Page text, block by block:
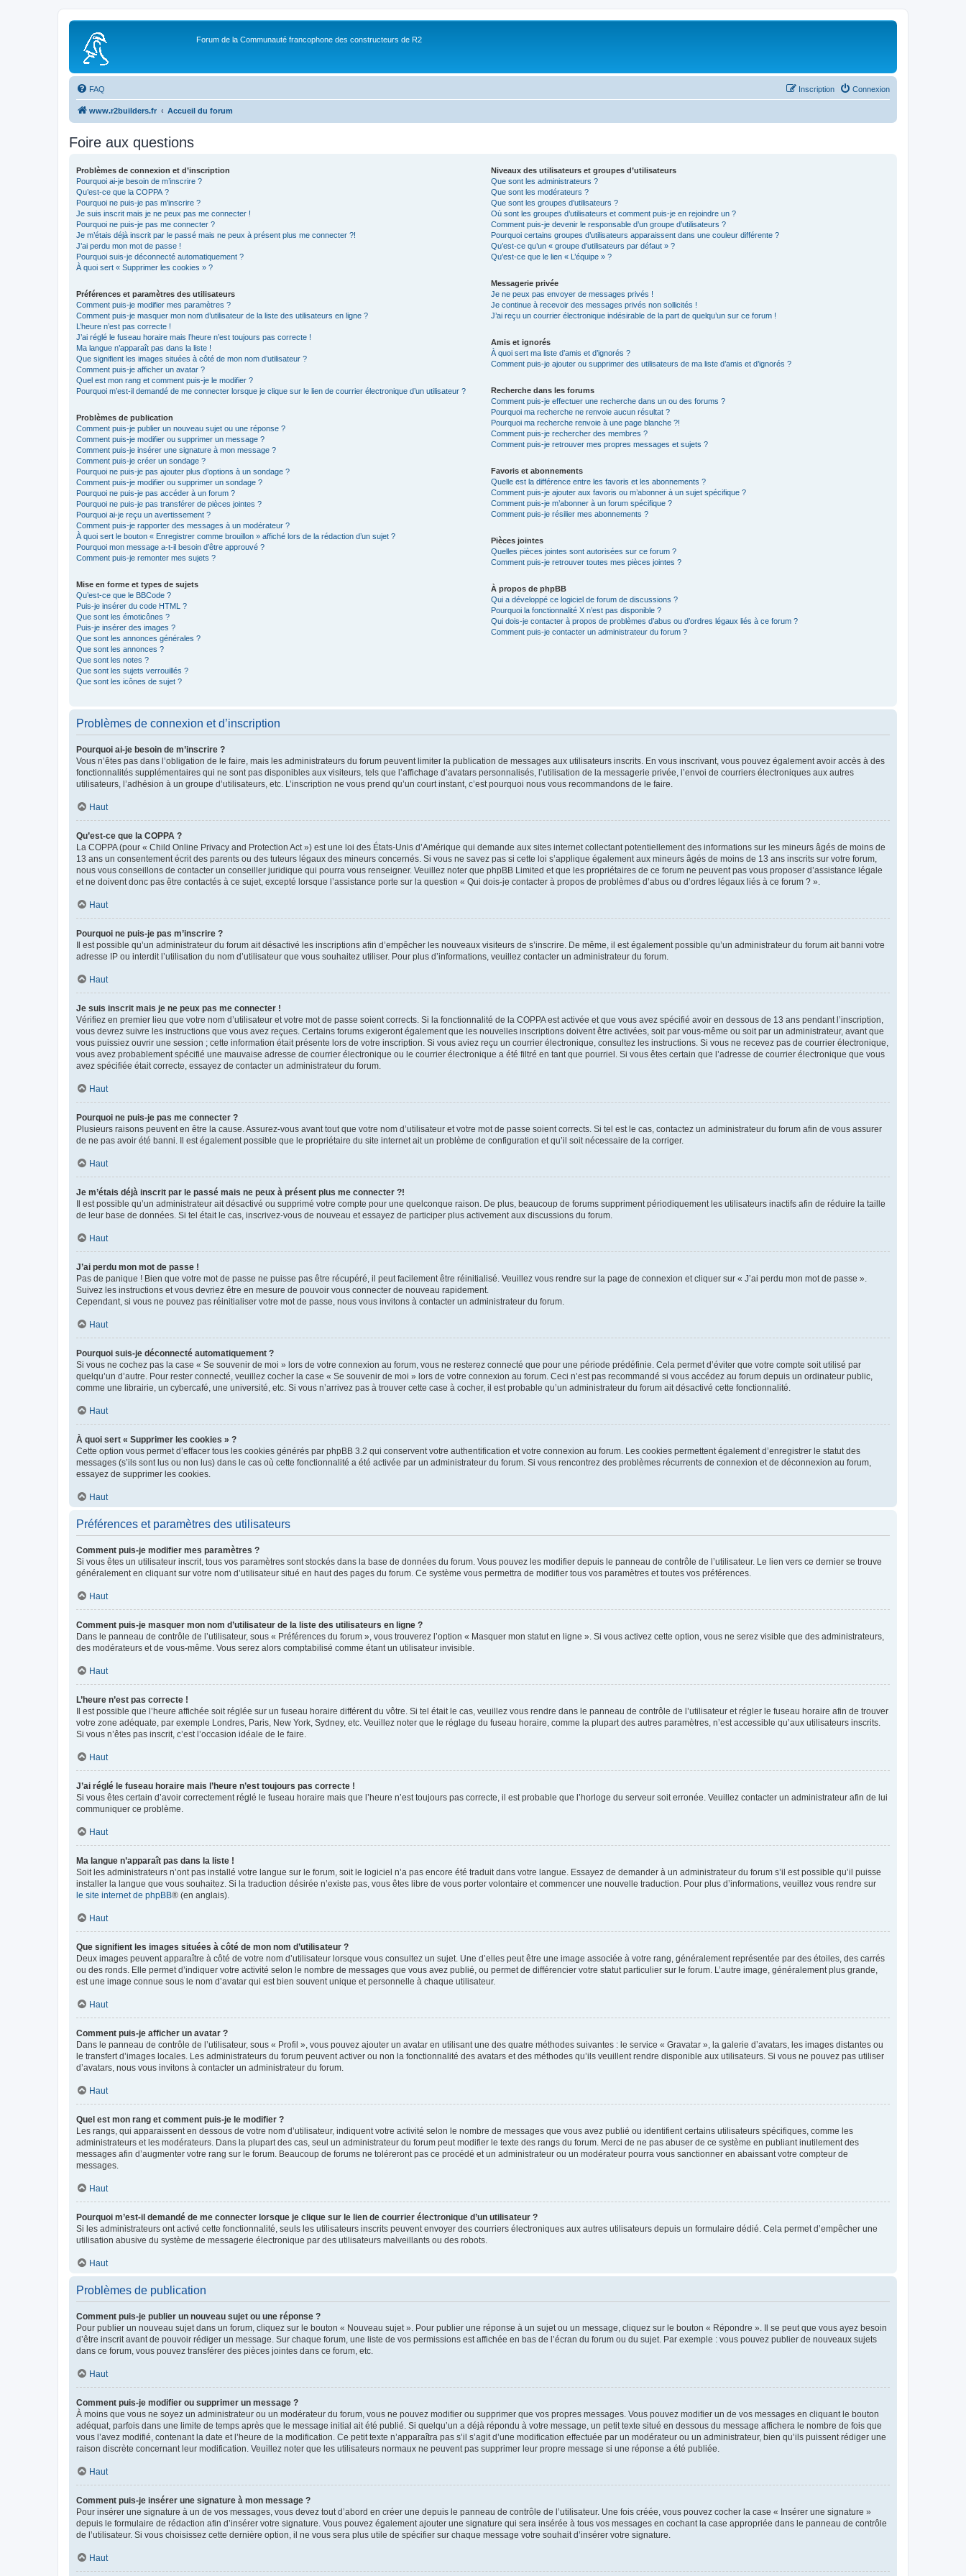
Forum de la Communauté francophone des constructeurs de R2
FAQ Connexion
Inscription
www.r2builders.fr Accueil du forum
Foire aux questions
Problèmes de connexion et d’inscription
Pourquoi ai-je besoin de m’inscrire ?
Qu’est-ce que la COPPA ?
Pourquoi ne puis-je pas m’inscrire ?
Je suis inscrit mais je ne peux pas me connecter !
Pourquoi ne puis-je pas me connecter ?
Je m’étais déjà inscrit par le passé mais ne peux à présent plus me connecter ?!
J’ai perdu mon mot de passe !
Pourquoi suis-je déconnecté automatiquement ?
À quoi sert « Supprimer les cookies » ?
Préférences et paramètres des utilisateurs
Comment puis-je modifier mes paramètres ?
Comment puis-je masquer mon nom d’utilisateur de la liste des utilisateurs en ligne ?
L’heure n’est pas correcte !
J’ai réglé le fuseau horaire mais l’heure n’est toujours pas correcte !
Ma langue n’apparaît pas dans la liste !
Que signifient les images situées à côté de mon nom d’utilisateur ?
Comment puis-je afficher un avatar ?
Quel est mon rang et comment puis-je le modifier ?
Pourquoi m’est-il demandé de me connecter lorsque je clique sur le lien de courrier électronique d’un utilisateur ?
Problèmes de publication
Comment puis-je publier un nouveau sujet ou une réponse ?
Comment puis-je modifier ou supprimer un message ?
Comment puis-je insérer une signature à mon message ?
Comment puis-je créer un sondage ?
Pourquoi ne puis-je pas ajouter plus d’options à un sondage ?
Comment puis-je modifier ou supprimer un sondage ?
Pourquoi ne puis-je pas accéder à un forum ?
Pourquoi ne puis-je pas transférer de pièces jointes ?
Pourquoi ai-je reçu un avertissement ?
Comment puis-je rapporter des messages à un modérateur ?
À quoi sert le bouton « Enregistrer comme brouillon » affiché lors de la rédaction d’un sujet ?
Pourquoi mon message a-t-il besoin d’être approuvé ?
Comment puis-je remonter mes sujets ?
Mise en forme et types de sujets
Qu’est-ce que le BBCode ?
Puis-je insérer du code HTML ?
Que sont les émoticônes ?
Puis-je insérer des images ?
Que sont les annonces générales ?
Que sont les annonces ?
Que sont les notes ?
Que sont les sujets verrouillés ?
Que sont les icônes de sujet ?
Niveaux des utilisateurs et groupes d’utilisateurs
Que sont les administrateurs ?
Que sont les modérateurs ?
Que sont les groupes d’utilisateurs ?
Où sont les groupes d’utilisateurs et comment puis-je en rejoindre un ?
Comment puis-je devenir le responsable d’un groupe d’utilisateurs ?
Pourquoi certains groupes d’utilisateurs apparaissent dans une couleur différente ?
Qu’est-ce qu’un « groupe d’utilisateurs par défaut » ?
Qu’est-ce que le lien « L’équipe » ?
Messagerie privée
Je ne peux pas envoyer de messages privés !
Je continue à recevoir des messages privés non sollicités !
J’ai reçu un courrier électronique indésirable de la part de quelqu’un sur ce forum !
Amis et ignorés
À quoi sert ma liste d’amis et d’ignorés ?
Comment puis-je ajouter ou supprimer des utilisateurs de ma liste d’amis et d’ignorés ?
Recherche dans les forums
Comment puis-je effectuer une recherche dans un ou des forums ?
Pourquoi ma recherche ne renvoie aucun résultat ?
Pourquoi ma recherche renvoie à une page blanche ?!
Comment puis-je rechercher des membres ?
Comment puis-je retrouver mes propres messages et sujets ?
Favoris et abonnements
Quelle est la différence entre les favoris et les abonnements ?
Comment puis-je ajouter aux favoris ou m’abonner à un sujet spécifique ?
Comment puis-je m’abonner à un forum spécifique ?
Comment puis-je résilier mes abonnements ?
Pièces jointes
Quelles pièces jointes sont autorisées sur ce forum ?
Comment puis-je retrouver toutes mes pièces jointes ?
À propos de phpBB
Qui a développé ce logiciel de forum de discussions ?
Pourquoi la fonctionnalité X n’est pas disponible ?
Qui dois-je contacter à propos de problèmes d’abus ou d’ordres légaux liés à ce forum ?
Comment puis-je contacter un administrateur du forum ?
Problèmes de connexion et d’inscription
Pourquoi ai-je besoin de m’inscrire ?
Vous n’êtes pas dans l’obligation de le faire, mais les administrateurs du forum peuvent limiter la publication de messages aux utilisateurs inscrits. En vous inscrivant, vous pouvez également avoir accès à des
fonctionnalités supplémentaires qui ne sont pas disponibles aux visiteurs, tels que l’affichage d’avatars personnalisés, l’utilisation de la messagerie privée, l’envoi de courriers électroniques aux autres
utilisateurs, l’adhésion à un groupe d’utilisateurs, etc. L’inscription ne vous prend qu’un court instant, c’est pourquoi nous vous recommandons de le faire.
Haut
Qu’est-ce que la COPPA ?
La COPPA (pour « Child Online Privacy and Protection Act ») est une loi des États-Unis d’Amérique qui demande aux sites internet collectant potentiellement des informations sur les mineurs âgés de moins de
13 ans un consentement écrit des parents ou des tuteurs légaux des mineurs concernés. Si vous ne savez pas si cette loi s’applique également aux mineurs âgés de moins de 13 ans inscrits sur votre forum,
nous vous conseillons de contacter un conseiller juridique qui pourra vous renseigner. Veuillez noter que phpBB Limited et que les propriétaires de ce forum ne peuvent pas vous proposer d’assistance légale
et ne doivent donc pas être contactés à ce sujet, excepté lorsque l’assistance porte sur la question « Qui dois-je contacter à propos de problèmes d’abus ou d’ordres légaux liés à ce forum ? ».
Haut
Pourquoi ne puis-je pas m’inscrire ?
Il est possible qu’un administrateur du forum ait désactivé les inscriptions afin d’empêcher les nouveaux visiteurs de s’inscrire. De même, il est également possible qu’un administrateur du forum ait banni votre
adresse IP ou interdit l’utilisation du nom d’utilisateur que vous souhaitez utiliser. Pour plus d’informations, veuillez contacter un administrateur du forum.
Haut
Je suis inscrit mais je ne peux pas me connecter !
Vérifiez en premier lieu que votre nom d’utilisateur et votre mot de passe soient corrects. Si la fonctionnalité de la COPPA est activée et que vous avez spécifié avoir en dessous de 13 ans pendant l’inscription,
vous devrez suivre les instructions que vous avez reçues. Certains forums exigeront également que les nouvelles inscriptions doivent être activées, soit par vous-même ou soit par un administrateur, avant que
vous puissiez ouvrir une session ; cette information était présente lors de votre inscription. Si vous aviez reçu un courrier électronique, consultez les instructions. Si vous ne recevez pas de courrier électronique,
vous avez probablement spécifié une mauvaise adresse de courrier électronique ou le courrier électronique a été filtré en tant que pourriel. Si vous êtes certain que l’adresse de courrier électronique que vous
avez spécifiée était correcte, essayez de contacter un administrateur du forum.
Haut
Pourquoi ne puis-je pas me connecter ?
Plusieurs raisons peuvent en être la cause. Assurez-vous avant tout que votre nom d’utilisateur et votre mot de passe soient corrects. Si tel est le cas, contactez un administrateur du forum afin de vous assurer
de ne pas avoir été banni. Il est également possible que le propriétaire du site internet ait un problème de configuration et qu’il soit nécessaire de la corriger.
Haut
Je m’étais déjà inscrit par le passé mais ne peux à présent plus me connecter ?!
Il est possible qu’un administrateur ait désactivé ou supprimé votre compte pour une quelconque raison. De plus, beaucoup de forums suppriment périodiquement les utilisateurs inactifs afin de réduire la taille
de leur base de données. Si tel était le cas, inscrivez-vous de nouveau et essayez de participer plus activement aux discussions du forum.
Haut
J’ai perdu mon mot de passe !
Pas de panique ! Bien que votre mot de passe ne puisse pas être récupéré, il peut facilement être réinitialisé. Veuillez vous rendre sur la page de connexion et cliquer sur « J’ai perdu mon mot de passe ».
Suivez les instructions et vous devriez être en mesure de pouvoir vous connecter de nouveau rapidement.
Cependant, si vous ne pouvez pas réinitialiser votre mot de passe, nous vous invitons à contacter un administrateur du forum.
Haut
Pourquoi suis-je déconnecté automatiquement ?
Si vous ne cochez pas la case « Se souvenir de moi » lors de votre connexion au forum, vous ne resterez connecté que pour une période prédéfinie. Cela permet d’éviter que votre compte soit utilisé par
quelqu’un d’autre. Pour rester connecté, veuillez cocher la case « Se souvenir de moi » lors de votre connexion au forum. Ceci n’est pas recommandé si vous accédez au forum depuis un ordinateur public,
comme une librairie, un cybercafé, une université, etc. Si vous n’arrivez pas à trouver cette case à cocher, il est probable qu’un administrateur du forum ait désactivé cette fonctionnalité.
Haut
À quoi sert « Supprimer les cookies » ?
Cette option vous permet d’effacer tous les cookies générés par phpBB 3.2 qui conservent votre authentification et votre connexion au forum. Les cookies permettent également d’enregistrer le statut des
messages (s’ils sont lus ou non lus) dans le cas où cette fonctionnalité a été activée par un administrateur du forum. Si vous rencontrez des problèmes récurrents de connexion et de déconnexion au forum,
essayez de supprimer les cookies.
Haut
Préférences et paramètres des utilisateurs
Comment puis-je modifier mes paramètres ?
Si vous êtes un utilisateur inscrit, tous vos paramètres sont stockés dans la base de données du forum. Vous pouvez les modifier depuis le panneau de contrôle de l’utilisateur. Le lien vers ce dernier se trouve
généralement en cliquant sur votre nom d’utilisateur situé en haut des pages du forum. Ce système vous permettra de modifier tous vos paramètres et toutes vos préférences.
Haut
Comment puis-je masquer mon nom d’utilisateur de la liste des utilisateurs en ligne ?
Dans le panneau de contrôle de l’utilisateur, sous « Préférences du forum », vous trouverez l’option « Masquer mon statut en ligne ». Si vous activez cette option, vous ne serez visible que des administrateurs,
des modérateurs et de vous-même. Vous serez alors comptabilisé comme étant un utilisateur invisible.
Haut
L’heure n’est pas correcte !
Il est possible que l’heure affichée soit réglée sur un fuseau horaire différent du vôtre. Si tel était le cas, veuillez vous rendre dans le panneau de contrôle de l’utilisateur et régler le fuseau horaire afin de trouver
votre zone adéquate, par exemple Londres, Paris, New York, Sydney, etc. Veuillez noter que le réglage du fuseau horaire, comme la plupart des autres paramètres, n’est accessible qu’aux utilisateurs inscrits.
Si vous n’êtes pas inscrit, c’est l’occasion idéale de le faire.
Haut
J’ai réglé le fuseau horaire mais l’heure n’est toujours pas correcte !
Si vous êtes certain d’avoir correctement réglé le fuseau horaire mais que l’heure n’est toujours pas correcte, il est probable que l’horloge du serveur soit erronée. Veuillez contacter un administrateur afin de lui
communiquer ce problème.
Haut
Ma langue n’apparaît pas dans la liste !
Soit les administrateurs n’ont pas installé votre langue sur le forum, soit le logiciel n’a pas encore été traduit dans votre langue. Essayez de demander à un administrateur du forum s’il est possible qu’il puisse
installer la langue que vous souhaitez. Si la traduction désirée n’existe pas, vous êtes libre de vous porter volontaire et commencer une nouvelle traduction. Pour plus d’informations, veuillez vous rendre sur
le site internet de phpBB® (en anglais).
Haut
Que signifient les images situées à côté de mon nom d’utilisateur ?
Deux images peuvent apparaître à côté de votre nom d’utilisateur lorsque vous consultez un sujet. Une d’elles peut être une image associée à votre rang, généralement représentée par des étoiles, des carrés
ou des ronds. Elle permet d’indiquer votre activité selon le nombre de messages que vous avez publié, ou permet de différencier votre statut particulier sur le forum. L’autre image, généralement plus grande,
est une image connue sous le nom d’avatar qui est bien souvent unique et personnelle à chaque utilisateur.
Haut
Comment puis-je afficher un avatar ?
Dans le panneau de contrôle de l’utilisateur, sous « Profil », vous pouvez ajouter un avatar en utilisant une des quatre méthodes suivantes : le service « Gravatar », la galerie d’avatars, les images distantes ou
le transfert d’images locales. Les administrateurs du forum peuvent activer ou non la fonctionnalité des avatars et des méthodes qu’ils veuillent rendre disponible aux utilisateurs. Si vous ne pouvez pas utiliser
d’avatars, nous vous invitons à contacter un administrateur du forum.
Haut
Quel est mon rang et comment puis-je le modifier ?
Les rangs, qui apparaissent en dessous de votre nom d’utilisateur, indiquent votre activité selon le nombre de messages que vous avez publié ou identifient certains utilisateurs spécifiques, comme les
administrateurs et les modérateurs. Dans la plupart des cas, seul un administrateur du forum peut modifier le texte des rangs du forum. Merci de ne pas abuser de ce système en publiant inutilement des
messages afin d’augmenter votre rang sur le forum. Beaucoup de forums ne toléreront pas ce procédé et un administrateur ou un modérateur pourra vous sanctionner en abaissant votre compteur de
messages.
Haut
Pourquoi m’est-il demandé de me connecter lorsque je clique sur le lien de courrier électronique d’un utilisateur ?
Si les administrateurs ont activé cette fonctionnalité, seuls les utilisateurs inscrits peuvent envoyer des courriers électroniques aux autres utilisateurs depuis un formulaire dédié. Cela permet d’empêcher une
utilisation abusive du système de messagerie électronique par des utilisateurs malveillants ou des robots.
Haut
Problèmes de publication
Comment puis-je publier un nouveau sujet ou une réponse ?
Pour publier un nouveau sujet dans un forum, cliquez sur le bouton « Nouveau sujet ». Pour publier une réponse à un sujet ou un message, cliquez sur le bouton « Répondre ». Il se peut que vous ayez besoin
d’être inscrit avant de pouvoir rédiger un message. Sur chaque forum, une liste de vos permissions est affichée en bas de l’écran du forum ou du sujet. Par exemple : vous pouvez publier de nouveaux sujets
dans ce forum, vous pouvez transférer des pièces jointes dans ce forum, etc.
Haut
Comment puis-je modifier ou supprimer un message ?
À moins que vous ne soyez un administrateur ou un modérateur du forum, vous ne pouvez modifier ou supprimer que vos propres messages. Vous pouvez modifier un de vos messages en cliquant le bouton
adéquat, parfois dans une limite de temps après que le message initial ait été publié. Si quelqu’un a déjà répondu à votre message, un petit texte situé en dessous du message affichera le nombre de fois que
vous l’avez modifié, contenant la date et l’heure de la modification. Ce petit texte n’apparaîtra pas s’il s’agit d’une modification effectuée par un modérateur ou un administrateur, bien qu’ils puissent rédiger une
raison discrète concernant leur modification. Veuillez noter que les utilisateurs normaux ne peuvent pas supprimer leur propre message si une réponse a été publiée.
Haut
Comment puis-je insérer une signature à mon message ?
Pour insérer une signature à un de vos messages, vous devez tout d’abord en créer une depuis le panneau de contrôle de l’utilisateur. Une fois créée, vous pouvez cocher la case « Insérer une signature »
depuis le formulaire de rédaction afin d’insérer votre signature. Vous pouvez également ajouter une signature qui sera insérée à tous vos messages en cochant la case appropriée dans le panneau de contrôle
de l’utilisateur. Si vous choisissez cette dernière option, il ne vous sera plus utile de spécifier sur chaque message votre souhait d’insérer votre signature.
Haut